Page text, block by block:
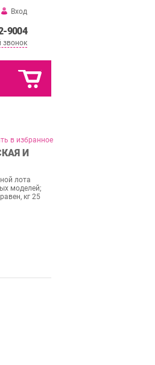
Вход
9004
звонок
в избранное
И
лота
моделей;
кг 25